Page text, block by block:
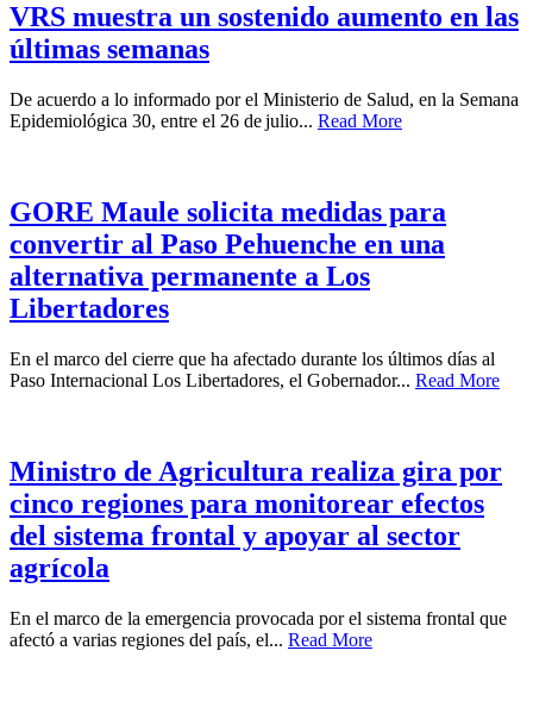
VRS muestra un sostenido aumento en las
últimas semanas
De acuerdo a lo informado por el Ministerio de Salud, en la Semana
Epidemiológica 30, entre el 26 de julio... Read More
GORE Maule solicita medidas para
convertir al Paso Pehuenche en una
alternativa permanente a Los
Libertadores
En el marco del cierre que ha afectado durante los últimos días al
Paso Internacional Los Libertadores, el Gobernador... Read More
Ministro de Agricultura realiza gira por
cinco regiones para monitorear efectos
del sistema frontal y apoyar al sector
agrícola
En el marco de la emergencia provocada por el sistema frontal que
afectó a varias regiones del país, el... Read More